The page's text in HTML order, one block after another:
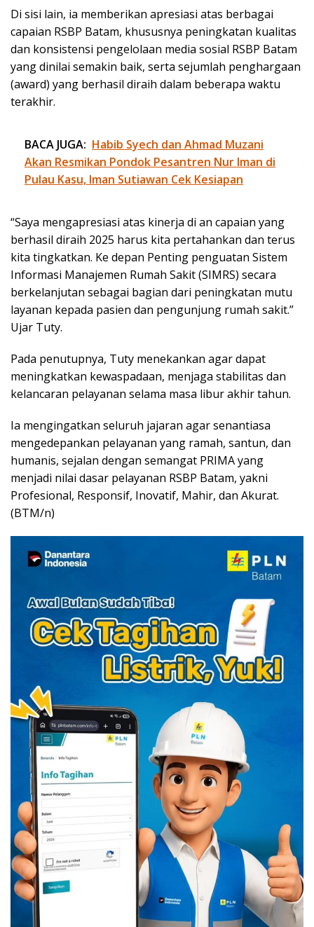
Di sisi lain, ia memberikan apresiasi atas berbagai
capaian RSBP Batam, khususnya peningkatan kualitas
dan konsistensi pengelolaan media sosial RSBP Batam
yang dinilai semakin baik, serta sejumlah penghargaan
(award) yang berhasil diraih dalam beberapa waktu
terakhir.
BACA JUGA: Habib Syech dan Ahmad Muzani
Akan Resmikan Pondok Pesantren Nur Iman di
Pulau Kasu, Iman Sutiawan Cek Kesiapan
“Saya mengapresiasi atas kinerja di an capaian yang
berhasil diraih 2025 harus kita pertahankan dan terus
kita tingkatkan. Ke depan Penting penguatan Sistem
Informasi Manajemen Rumah Sakit (SIMRS) secara
berkelanjutan sebagai bagian dari peningkatan mutu
layanan kepada pasien dan pengunjung rumah sakit.”
Ujar Tuty.
Pada penutupnya, Tuty menekankan agar dapat
meningkatkan kewaspadaan, menjaga stabilitas dan
kelancaran pelayanan selama masa libur akhir tahun.
Ia mengingatkan seluruh jajaran agar senantiasa
mengedepankan pelayanan yang ramah, santun, dan
humanis, sejalan dengan semangat PRIMA yang
menjadi nilai dasar pelayanan RSBP Batam, yakni
Profesional, Responsif, Inovatif, Mahir, dan Akurat.
(BTM/n)